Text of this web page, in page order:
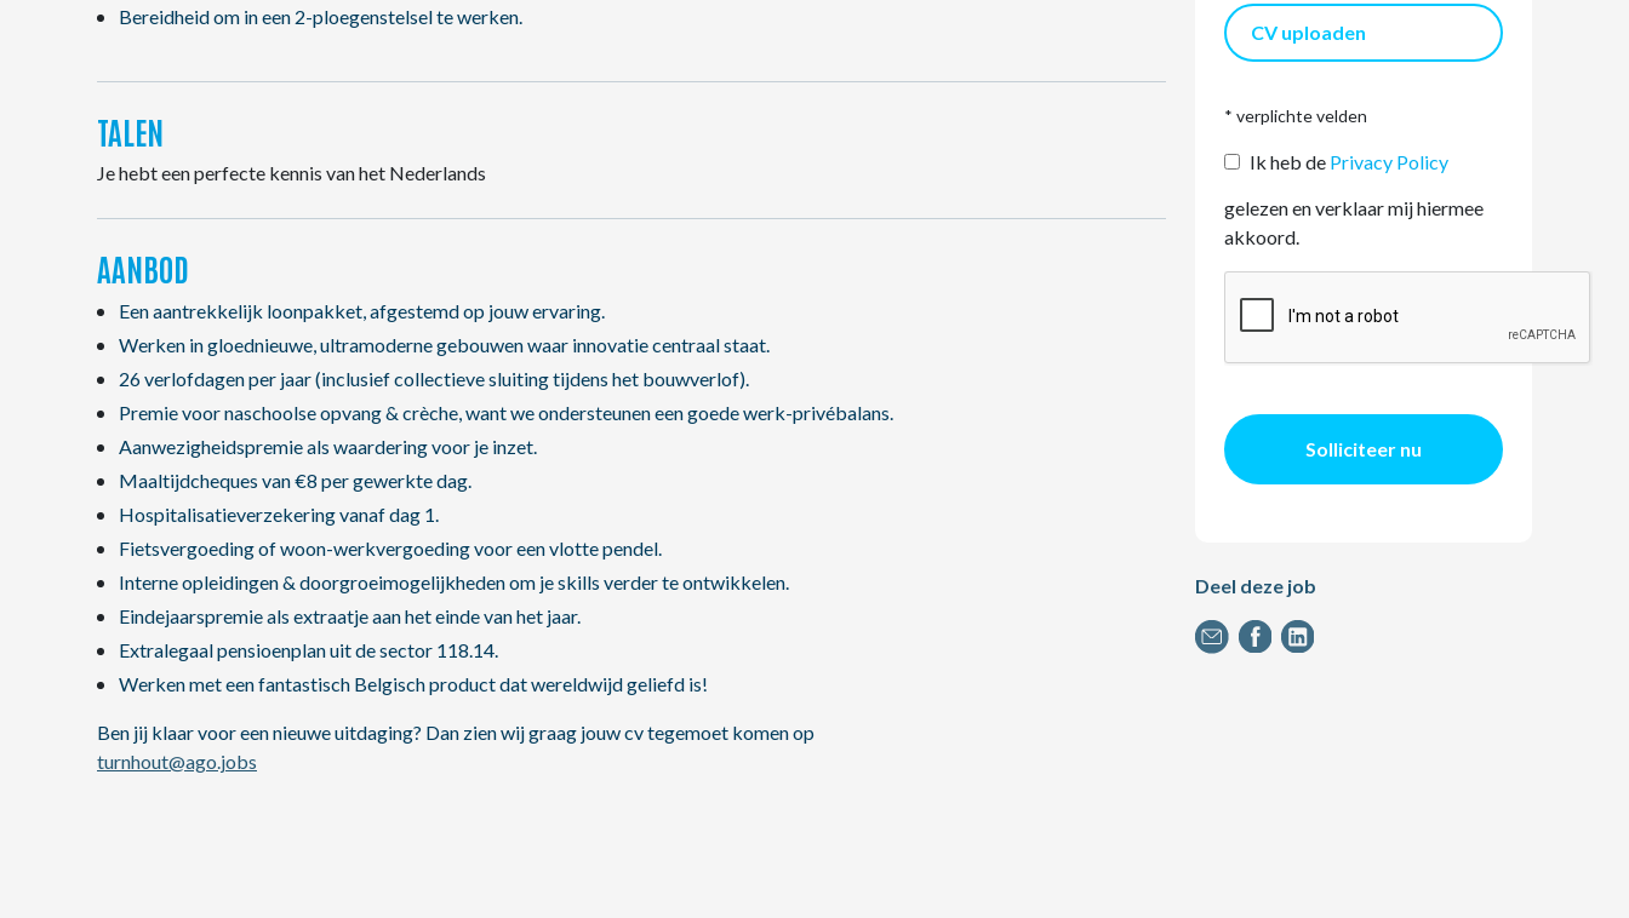
Bereidheid om in een 2-ploegenstelsel te werken.
TALEN
Je hebt een perfecte kennis van het Nederlands
AANBOD
Een aantrekkelijk loonpakket, afgestemd op jouw ervaring.
Werken in gloednieuwe, ultramoderne gebouwen waar innovatie centraal staat.
26 verlofdagen per jaar (inclusief collectieve sluiting tijdens het bouwverlof).
Premie voor naschoolse opvang & crèche, want we ondersteunen een goede werk-privébalans.
Aanwezigheidspremie als waardering voor je inzet.
Maaltijdcheques van €8 per gewerkte dag.
Hospitalisatieverzekering vanaf dag 1.
Fietsvergoeding of woon-werkvergoeding voor een vlotte pendel.
Interne opleidingen & doorgroeimogelijkheden om je skills verder te ontwikkelen.
Eindejaarspremie als extraatje aan het einde van het jaar.
Extralegaal pensioenplan uit de sector 118.14.
Werken met een fantastisch Belgisch product dat wereldwijd geliefd is!
Ben jij klaar voor een nieuwe uitdaging? Dan zien wij graag jouw cv tegemoet komen op
turnhout@ago.jobs
CV uploaden
* verplichte velden
Ik heb de Privacy Policy
gelezen en verklaar mij hiermee
akkoord.
Solliciteer nu
Deel deze job